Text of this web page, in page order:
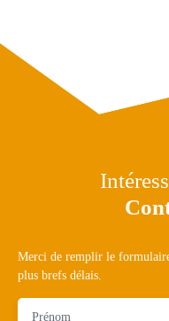
Merci de remplir le
plus brefs délais.
Prénom